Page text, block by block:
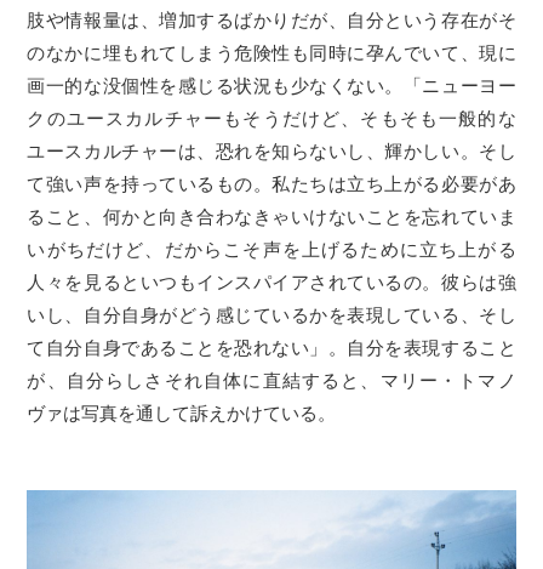
肢や情報量は、増加するばかりだが、自分という存在がそ
のなかに埋もれてしまう危険性も同時に孕んでいて、現に
画一的な没個性を感じる状況も少なくない。「ニューヨー
クのユースカルチャーもそうだけど、そもそも一般的な
ユースカルチャーは、恐れを知らないし、輝かしい。そし
て強い声を持っているもの。私たちは立ち上がる必要があ
ること、何かと向き合わなきゃいけないことを忘れていま
いがちだけど、だからこそ声を上げるために立ち上がる
人々を見るといつもインスパイアされているの。彼らは強
いし、自分自身がどう感じているかを表現している、そし
て自分自身であることを恐れない」。自分を表現すること
が、自分らしさそれ自体に直結すると、マリー・トマノ
ヴァは写真を通して訴えかけている。